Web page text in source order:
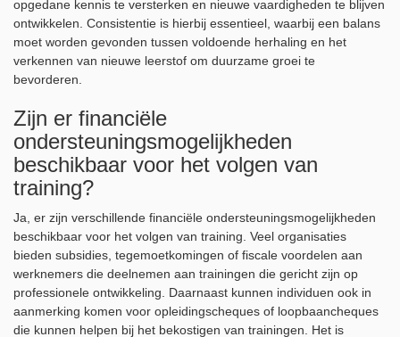
opgedane kennis te versterken en nieuwe vaardigheden te blijven
ontwikkelen. Consistentie is hierbij essentieel, waarbij een balans
moet worden gevonden tussen voldoende herhaling en het
verkennen van nieuwe leerstof om duurzame groei te
bevorderen.
Zijn er financiële
ondersteuningsmogelijkheden
beschikbaar voor het volgen van
training?
Ja, er zijn verschillende financiële ondersteuningsmogelijkheden
beschikbaar voor het volgen van training. Veel organisaties
bieden subsidies, tegemoetkomingen of fiscale voordelen aan
werknemers die deelnemen aan trainingen die gericht zijn op
professionele ontwikkeling. Daarnaast kunnen individuen ook in
aanmerking komen voor opleidingscheques of loopbaancheques
die kunnen helpen bij het bekostigen van trainingen. Het is